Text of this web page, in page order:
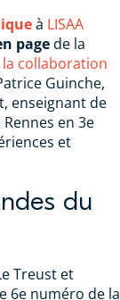
à LISAA
pagede la
la collaboration
Guinche,
enseignant de
en 3e
et
du
Treust et
6e numéro de la